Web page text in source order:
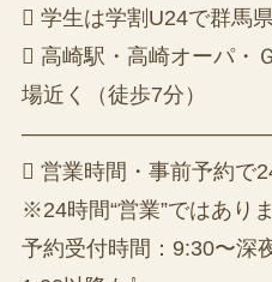
 学生は学割U24で群馬
 高崎駅・高崎オーパ・
場近く（徒歩7分）
 営業時間・事前予約で
※24時間“営業”ではあり
予約受付時間：9:30〜深